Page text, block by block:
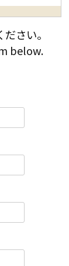
さい。
below.